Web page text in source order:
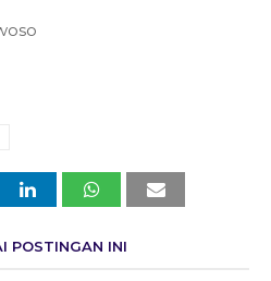
POSTINGAN INI